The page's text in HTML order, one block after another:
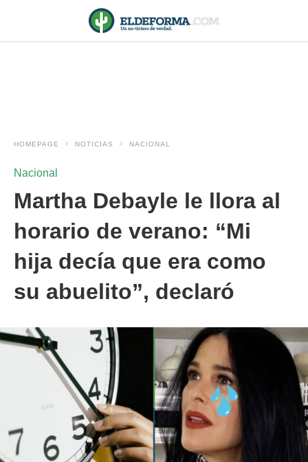
HOMEPAGE NOTICIAS NACIONAL
Nacional
Martha Debayle le llora al
horario de verano: “Mi
hija decía que era como
su abuelito”, declaró